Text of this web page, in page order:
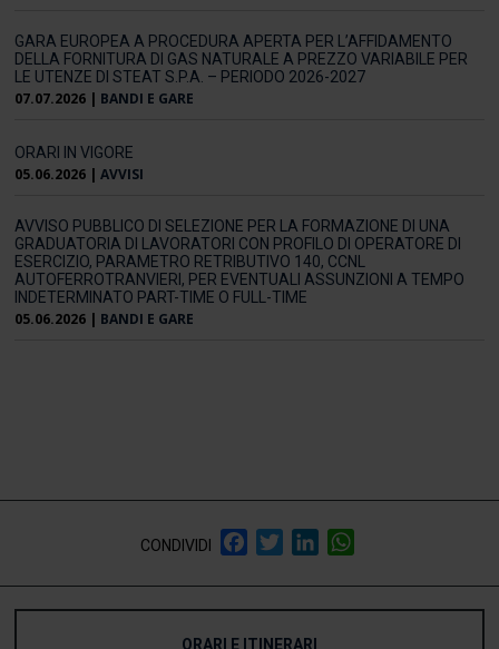
GARA EUROPEA A PROCEDURA APERTA PER L’AFFIDAMENTO
DELLA FORNITURA DI GAS NATURALE A PREZZO VARIABILE PER
LE UTENZE DI STEAT S.P.A. – PERIODO 2026-2027
07.07.2026 | BANDI E GARE
ORARI IN VIGORE
05.06.2026 |AVVISI
AVVISO PUBBLICO DI SELEZIONE PER LA FORMAZIONE DI UNA
GRADUATORIA DI LAVORATORI CON PROFILO DI OPERATORE DI
ESERCIZIO, PARAMETRO RETRIBUTIVO 140, CCNL
AUTOFERROTRANVIERI, PER EVENTUALI ASSUNZIONI A TEMPO
INDETERMINATO PART-TIME O FULL-TIME
05.06.2026 | BANDI E GARE
CONDIVIDI FacebookTwitterLinkedIn
ORARI E ITINERARI